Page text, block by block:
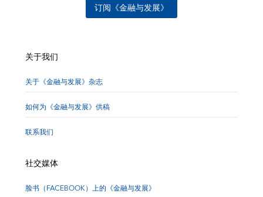
订阅《金融与发展》
关于我们
关于《金融与发展》杂志
如何为《金融与发展》供稿
联系我们
社交媒体
脸书（FACEBOOK）上的《金融与发展》